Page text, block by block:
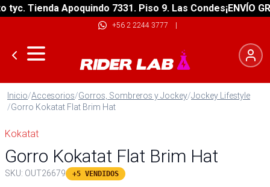
Tienda Apoquindo 7331. Piso 9. Las Condes¡ENVÍO
+56 2 2244 3777 |
Inicio/Accesorios/Gorros, Sombreros y Jockey/Jockey Lifestyle
/Gorro Kokatat Flat Brim Hat
Kokatat
Gorro Kokatat Flat Brim Hat
SKU: OUT26679 +5 VENDIDOS